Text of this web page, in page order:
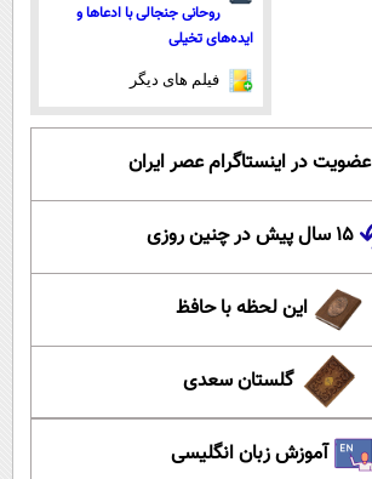
روحانی جنجالی با ادعاها و
ایده‌های تخیلی
فیلم های دیگر
عضویت در اینستاگرام عصر ایران
۱۵ سال پیش در چنین روزی
این لحظه با حافظ
گلستان سعدی
آموزش زبان انگلیسی